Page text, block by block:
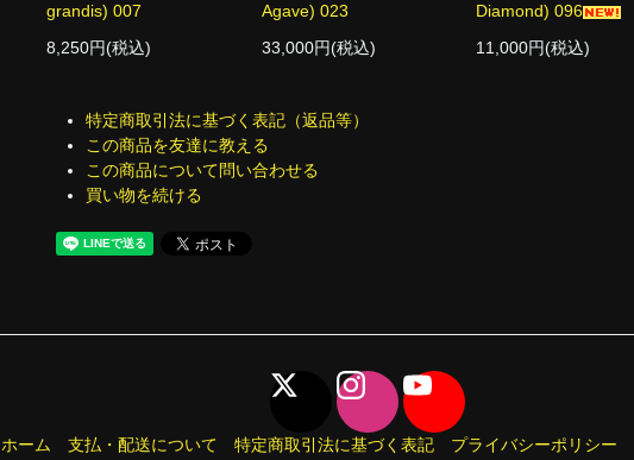
grandis) 007
8,250円(税込)
Agave) 023
33,000円(税込)
Diamond) 096
11,000円(税込)
特定商取引法に基づく表記（返品等）
この商品を友達に教える
この商品について問い合わせる
買い物を続ける
ホーム 支払・配送について 特定商取引法に基づく表記 プライバシーポリシー